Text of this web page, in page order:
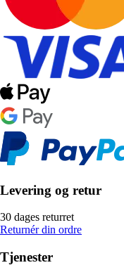
Levering og retur
30 dages returret
Returnér din ordre
Tjenester